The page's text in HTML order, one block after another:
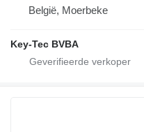
België, Moerbeke
Key-Tec BVBA